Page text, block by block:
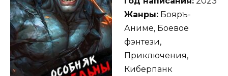
Жанры: Бояръ-
Аниме, Боевое
фэнтези,
Приключения,
Киберпанк